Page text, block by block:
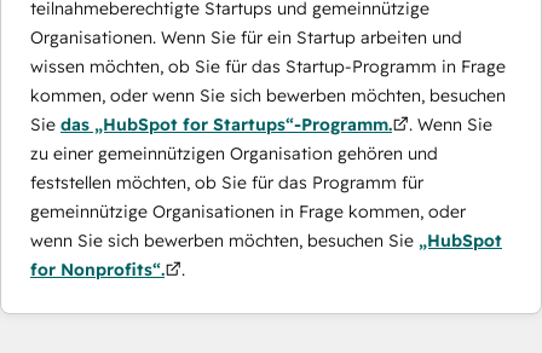
teilnahmeberechtigte Startups und gemeinnützige
Organisationen. Wenn Sie für ein Startup arbeiten und
wissen möchten, ob Sie für das Startup-Programm in Frage
kommen, oder wenn Sie sich bewerben möchten, besuchen
Sie das „HubSpot for Startups“-Programm.
. Wenn Sie
zu einer gemeinnützigen Organisation gehören und
feststellen möchten, ob Sie für das Programm für
gemeinnützige Organisationen in Frage kommen, oder
wenn Sie sich bewerben möchten, besuchen Sie „HubSpot
for Nonprofits“.
.